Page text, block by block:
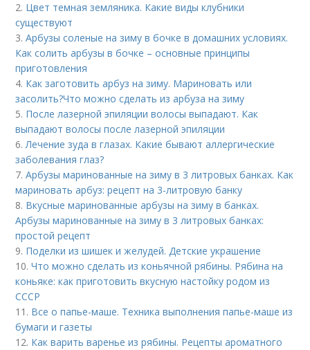
2. Цвет темная земляника. Какие виды клубники
существуют
3.Арбузы соленые на зиму в бочке в домашних условиях.
Как солить арбузы в бочке – основные принципы
приготовления
4. Как заготовить арбуз на зиму. Мариновать или
засолить?Что можно сделать из арбуза на зиму
5. После лазерной эпиляции волосы выпадают. Как
выпадают волосы после лазерной эпиляции
6.Лечение зуда в глазах. Какие бывают аллергические
заболевания глаз?
7.Арбузы маринованные на зиму в 3 литровых банках. Как
мариновать арбуз: рецепт на 3-литровую банку
8. Вкусные маринованные арбузы на зиму в банках.
Арбузы маринованные на зиму в 3 литровых банках:
простой рецепт
9. Поделки из шишек и желудей. Детские украшение
10.Что можно сделать из коньячной рябины. Рябина на
коньяке: как приготовить вкусную настойку родом из
СССР
11. Все о папье-маше. Техника выполнения папье-маше из
бумаги и газеты
12. Как варить варенье из рябины. Рецепты ароматного